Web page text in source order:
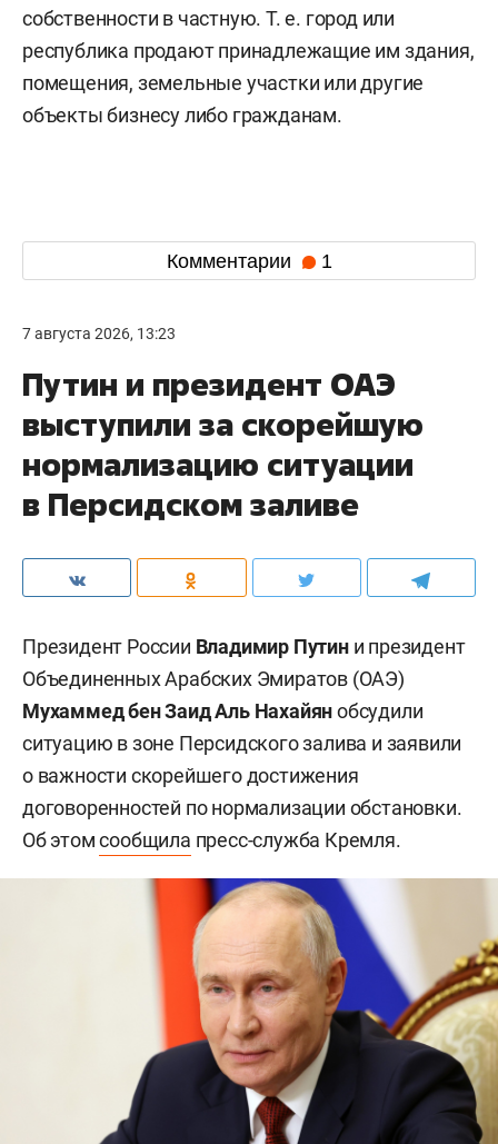
собственности в частную. Т. е. город или
республика продают принадлежащие им здания,
помещения, земельные участки или другие
объекты бизнесу либо гражданам.
Комментарии 1
7 августа 2026, 13:23
Путин и президент ОАЭ
выступили за скорейшую
нормализацию ситуации
в Персидском заливе
Президент России Владимир Путини президент
Объединенных Арабских Эмиратов (ОАЭ)
Мухаммед бен Заид Аль Нахайянобсудили
ситуацию в зоне Персидского залива и заявили
о важности скорейшего достижения
договоренностей по нормализации обстановки.
Об этомсообщила пресс-служба Кремля.